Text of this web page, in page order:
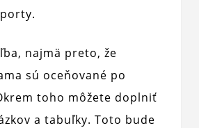
najmä preto, že
sú oceňované po
toho môžete doplniť
a tabuľky. Toto bude